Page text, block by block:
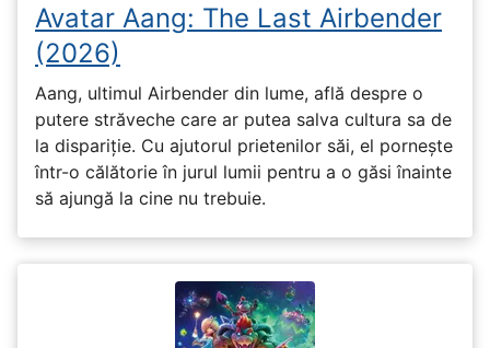
Avatar Aang: The Last Airbender
(2026)
Aang, ultimul Airbender din lume, află despre o
putere străveche care ar putea salva cultura sa de
la dispariție. Cu ajutorul prietenilor săi, el pornește
într-o călătorie în jurul lumii pentru a o găsi înainte
să ajungă la cine nu trebuie.